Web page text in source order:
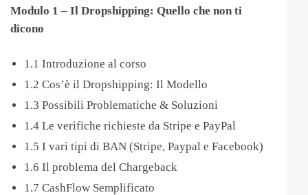
Modulo 1 – Il Dropshipping: Quello che non ti
dicono
1.1 Introduzione al corso
1.2 Cos’è il Dropshipping: Il Modello
1.3 Possibili Problematiche & Soluzioni
1.4 Le verifiche richieste da Stripe e PayPal
1.5 I vari tipi di BAN (Stripe, Paypal e Facebook)
1.6 Il problema del Chargeback
1.7 CashFlow Semplificato